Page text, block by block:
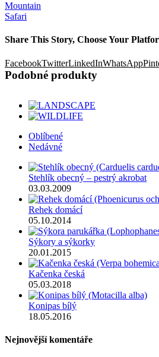
Mountain
Safari
Share This Story, Choose Your
FacebookTwitterLinkedInWhatsApp
Podobné produkty
Oblíbené
Nedávné
Stehlík obecný – pestrý akrobat
03.03.2009
Rehek domácí
05.10.2014
Sýkory a sýkorky
20.01.2015
Kačenka česká
05.03.2018
Konipas bílý
18.05.2016
Nejnovější komentáře